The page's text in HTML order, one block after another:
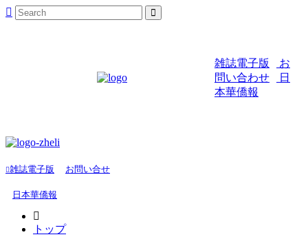
雑誌電子版
お
問い合わせ
日
本華僑報
雑誌電子版 お問い合せ
日本華僑報
トップ